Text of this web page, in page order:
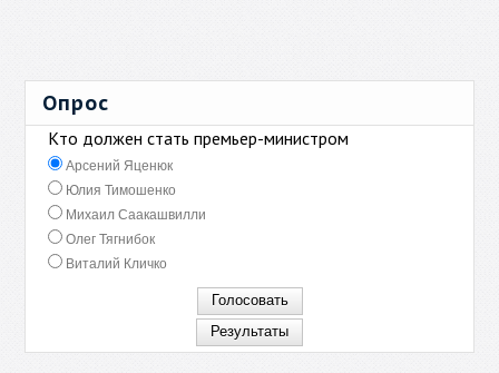
Опрос
Кто должен стать премьер-министром
Арсений Яценюк
Юлия Тимошенко
Михаил Саакашвилли
Олег Тягнибок
Виталий Кличко